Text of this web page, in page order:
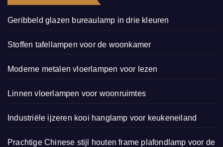
Geribbeld glazen bureaulamp in drie kleuren
Stoffen tafellampen voor de woonkamer
Moderne metalen vloerlampen voor lezen
Linnen vloerlampen voor woonruimtes
Industriële ijzeren kooi hanglamp voor keukeneiland
Prachtige Chinese stijl houten frame plafondlamp voor de